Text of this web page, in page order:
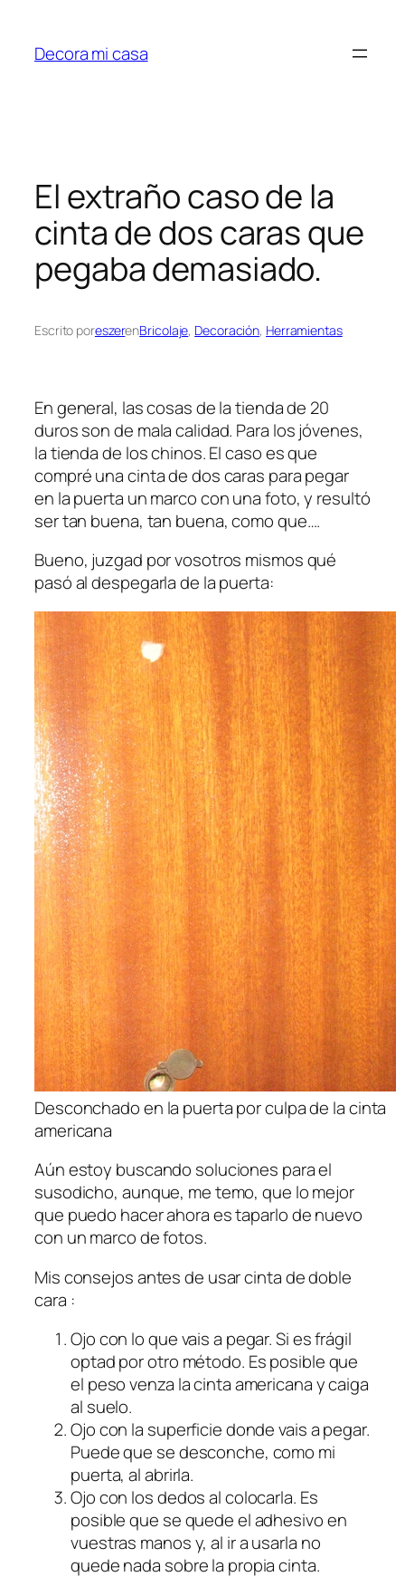
contenido
Decora mi casa
El extraño caso de la
cinta de dos caras que
pegaba demasiado.
Escrito poreszerenBricolaje, Decoración, Herramientas
En general, las cosas de la tienda de 20
duros son de mala calidad. Para los jóvenes,
la tienda de los chinos. El caso es que
compré una cinta de dos caras para pegar
en la puerta un marco con una foto, y resultó
ser tan buena, tan buena, como que….
Bueno, juzgad por vosotros mismos qué
pasó al despegarla de la puerta:
Desconchado en la puerta por culpa de la cinta
americana
Aún estoy buscando soluciones para el
susodicho, aunque, me temo, que lo mejor
que puedo hacer ahora es taparlo de nuevo
con un marco de fotos.
Mis consejos antes de usar cinta de doble
cara :
Ojo con lo que vais a pegar. Si es frágil
optad por otro método. Es posible que
el peso venza la cinta americana y caiga
al suelo.
Ojo con la superficie donde vais a pegar.
Puede que se desconche, como mi
puerta, al abrirla.
Ojo con los dedos al colocarla. Es
posible que se quede el adhesivo en
vuestras manos y, al ir a usarla no
quede nada sobre la propia cinta.